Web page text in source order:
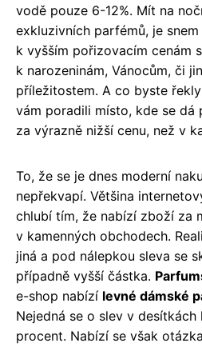
vodě pouze 6-12%. Mít na
exkluzivních parfémů, je
k vyšším pořizovacím cenám
k narozeninám, Vánocům, či
příležitostem. A co byste
vám poradili místo, kde se dá
za výrazně nižší cenu, než v
To, že se je dnes moderní
nepřekvapí. Většina
chlubí tím, že nabízí zboží za
v kamenných obchodech.
jiná a pod nálepkou sleva se
případně vyšší částka.
e-shop nabízí levné dámské
Nejedná se o slev v
procent. Nabízí se však